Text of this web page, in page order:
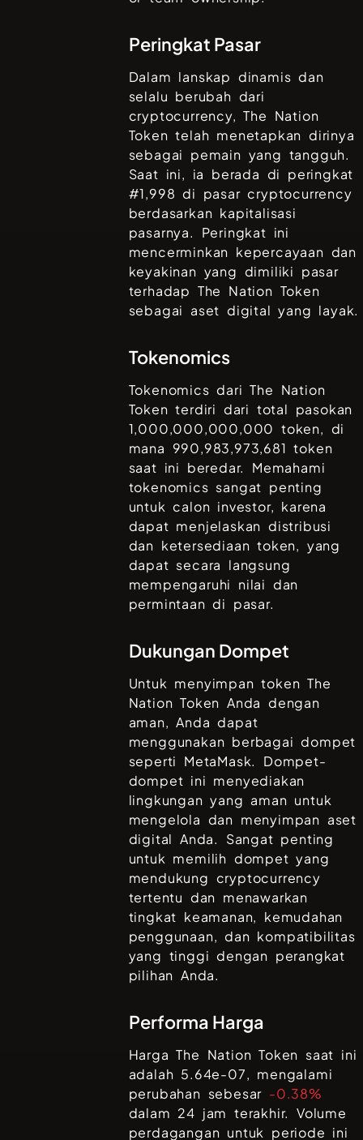
Peringkat Pasar
Dalam lanskap dinamis dan
selalu berubah dari
cryptocurrency,The Nation
Token telah menetapkan dirinya
sebagai pemain yang tangguh.
Saat ini, ia berada di peringkat
#1,998 di pasar cryptocurrency
berdasarkan kapitalisasi
pasarnya. Peringkat ini
mencerminkan kepercayaan dan
keyakinan yang dimiliki pasar
terhadap The Nation Token
sebagai aset digital yang layak.
Tokenomics
Tokenomics dariThe Nation
Token terdiri dari total pasokan
1,000,000,000,000 token, di
mana 990,983,973,681 token
saat ini beredar. Memahami
tokenomics sangat penting
untuk calon investor, karena
dapat menjelaskan distribusi
dan ketersediaan token, yang
dapat secara langsung
mempengaruhi nilai dan
permintaan di pasar.
Dukungan Dompet
Untuk menyimpan tokenThe
Nation Token Anda dengan
aman, Anda dapat
menggunakan berbagai dompet
seperti MetaMask. Dompet-
dompet ini menyediakan
lingkungan yang aman untuk
mengelola dan menyimpan aset
digital Anda. Sangat penting
untuk memilih dompet yang
mendukung cryptocurrency
tertentu dan menawarkan
tingkat keamanan, kemudahan
penggunaan, dan kompatibilitas
yang tinggi dengan perangkat
pilihan Anda.
Performa Harga
HargaThe Nation Token saat ini
adalah 5.64e-07, mengalami
perubahan sebesar -0.38%
dalam 24 jam terakhir. Volume
perdagangan untuk periode ini